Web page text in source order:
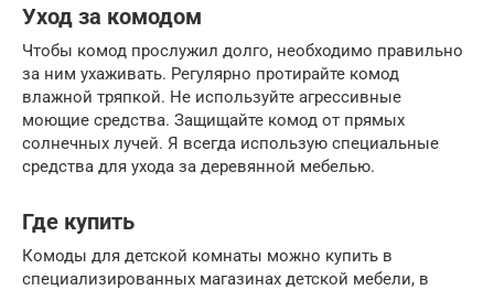
Уход за комодом
Чтобы комод прослужил долго, необходимо правильно
за ним ухаживать. Регулярно протирайте комод
влажной тряпкой. Не используйте агрессивные
моющие средства. Защищайте комод от прямых
солнечных лучей. Я всегда использую специальные
средства для ухода за деревянной мебелью.
Где купить
Комоды для детской комнаты можно купить в
специализированных магазинах детской мебели, в